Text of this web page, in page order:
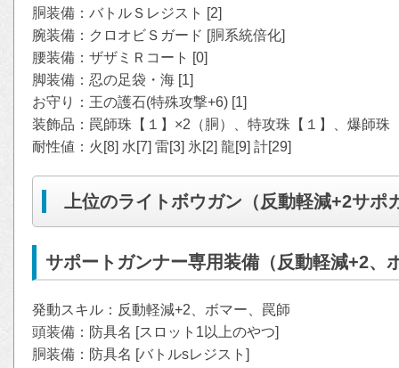
胴装備：バトルＳレジスト [2]
腕装備：クロオビＳガード [胴系統倍化]
腰装備：ザザミＲコート [0]
脚装備：忍の足袋・海 [1]
お守り：王の護石(特殊攻撃+6) [1]
装飾品：罠師珠【１】×2（胴）、特攻珠【１】、爆師珠
耐性値：火[8] 水[7] 雷[3] 氷[2] 龍[9] 計[29]
上位のライトボウガン（反動軽減+2サポ
サポートガンナー専用装備（反動軽減+2、
発動スキル：反動軽減+2、ボマー、罠師
頭装備：防具名 [スロット1以上のやつ]
胴装備：防具名 [バトルsレジスト]